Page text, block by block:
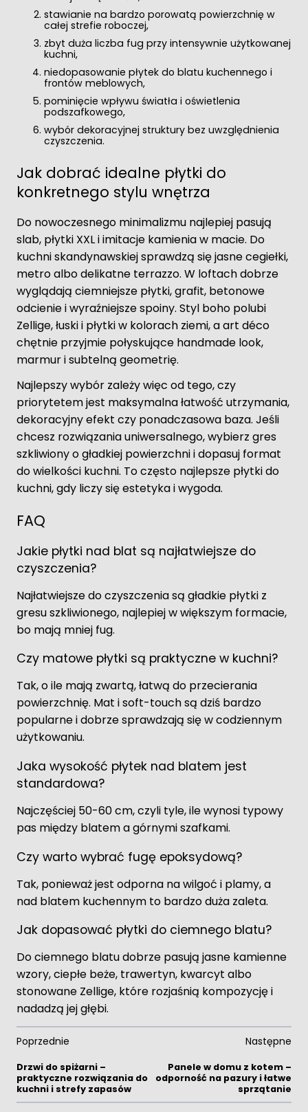
stawianie na bardzo porowatą powierzchnię w
całej strefie roboczej,
zbyt duża liczba fug przy intensywnie użytkowanej
kuchni,
niedopasowanie płytek do blatu kuchennego i
frontów meblowych,
pominięcie wpływu światła i oświetlenia
podszafkowego,
wybór dekoracyjnej struktury bez uwzględnienia
czyszczenia.
Jak dobrać idealne płytki do
konkretnego stylu wnętrza
Do nowoczesnego minimalizmu najlepiej pasują
slab, płytki XXL i imitacje kamienia w macie. Do
kuchni skandynawskiej sprawdzą się jasne cegiełki,
metro albo delikatne terrazzo. W loftach dobrze
wyglądają ciemniejsze płytki, grafit, betonowe
odcienie i wyraźniejsze spoiny. Styl boho polubi
Zellige, łuski i płytki w kolorach ziemi, a art déco
chętnie przyjmie połyskujące handmade look,
marmur i subtelną geometrię.
Najlepszy wybór zależy więc od tego, czy
priorytetem jest maksymalna łatwość utrzymania,
dekoracyjny efekt czy ponadczasowa baza. Jeśli
chcesz rozwiązania uniwersalnego, wybierz gres
szkliwiony o gładkiej powierzchni i dopasuj format
do wielkości kuchni. To często najlepsze płytki do
kuchni, gdy liczy się estetyka i wygoda.
FAQ
Jakie płytki nad blat są najłatwiejsze do
czyszczenia?
Najłatwiejsze do czyszczenia są gładkie płytki z
gresu szkliwionego, najlepiej w większym formacie,
bo mają mniej fug.
Czy matowe płytki są praktyczne w kuchni?
Tak, o ile mają zwartą, łatwą do przecierania
powierzchnię. Mat i soft-touch są dziś bardzo
popularne i dobrze sprawdzają się w codziennym
użytkowaniu.
Jaka wysokość płytek nad blatem jest
standardowa?
Najczęściej 50-60 cm, czyli tyle, ile wynosi typowy
pas między blatem a górnymi szafkami.
Czy warto wybrać fugę epoksydową?
Tak, ponieważ jest odporna na wilgoć i plamy, a
nad blatem kuchennym to bardzo duża zaleta.
Jak dopasować płytki do ciemnego blatu?
Do ciemnego blatu dobrze pasują jasne kamienne
wzory, ciepłe beże, trawertyn, kwarcyt albo
stonowane Zellige, które rozjaśnią kompozycję i
nadadzą jej głębi.
Poprzednie
Drzwi do spiżarni –
praktyczne rozwiązania do
kuchni i strefy zapasów
Następne
Panele w domu z kotem –
odporność na pazury i łatwe
sprzątanie